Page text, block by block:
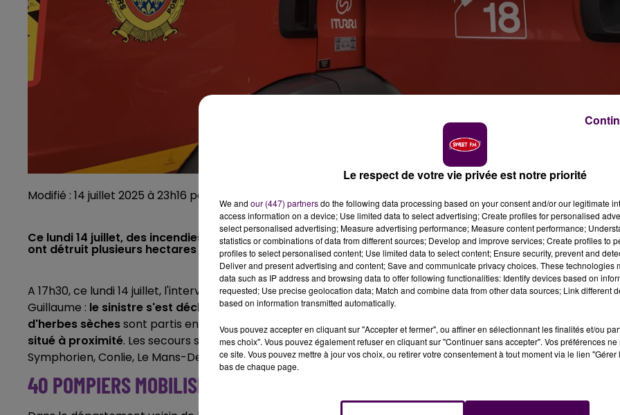
Modifié : 14 juillet 2025 à 23h16 par Manon Foucault
Ce lundi 14 juillet, des incendies se sont déclarés dans l'après-midi, en Sarthe et en Mayenne. Les
ont détruit plusieurs hectares de végétation et des bâtiments agricoles se sont embrasés.
A 17h30, ce lundi 14 juillet, l'intervention devingt pompiers sarthoisétait toujours en cours, près de Sillé-le-
Guillaume : le sinistre s'est déclaré vers 13h45, à Rouez, au lieu-dit de la Trochonnière. Deux hectares
d'herbes sèchessont partis en fumée.
Les flammes ont aussi atteint un bâtiment de stockage de paille
situé à proximité. Les secours sont venus avec sept engins des casernes de Tennie, Sillé-le-Guillaume, Saint-
Symphorien, Conlie, Le Mans-Degré, Loué et Marolles-les-Braults.
40 POMPIERS MOBILISÉS DANS LE SUD MAYENNE
Le respect de votre vie privée est notre priorité
We and our (447) partnersdo the following data processing based on your consent and/or our legitimate
access information on a device; Use limited data to select advertising; Create profiles for personalised
select personalised advertising; Measure advertising performance; Measure content performance;
statistics or combinations of data from different sources; Develop and improve services; Create profiles to
profiles to select personalised content; Use limited data to select content; Ensure security, prevent and
Deliver and present advertising and content; Save and communicate privacy choices. These technologies
data such as IP address and browsing data to offer following functionalities: Identify devices based on
requested; Use precise geolocation data; Match and combine data from other data sources; Link different
based on information transmitted automatically.
Vous pouvez accepter en cliquant sur "Accepter et fermer", ou affiner en sélectionnant les finalités et/ou
mes choix". Vous pouvez également refuser en cliquant sur "Continuer sans accepter". Vos préférences
ce site. Vous pouvez mettre à jour vos choix, ou retirer votre consentement à tout moment via le lien
bas de chaque page.